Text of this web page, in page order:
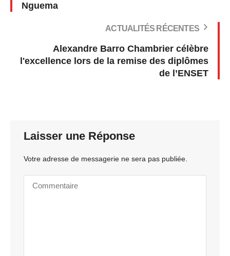
Nguema
ACTUALITÉS RÉCENTES
Alexandre Barro Chambrier célèbre
l'excellence lors de la remise des diplômes
de l’ENSET
Laisser une Réponse
Votre adresse de messagerie ne sera pas publiée.